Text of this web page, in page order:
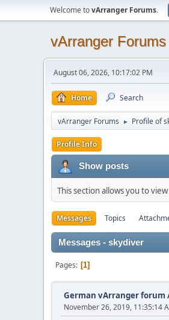
Welcome tovArranger Forums.
vArranger Forums
August 06, 2026, 10:17:02 PM
Home Search
vArranger Forums ► Profile of
Profile Info
Show posts
This section allows you to
Messages Topics
Messages - skydiver
Pages 1
German vArranger forum
November 26, 2019, 11:35:14